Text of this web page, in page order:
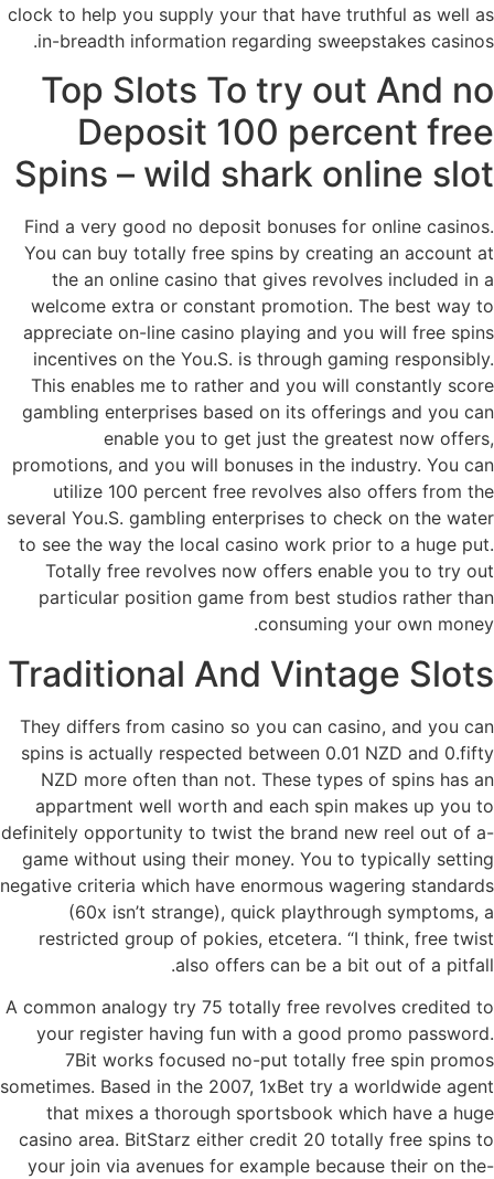
clock to help you supply your that have truthful as well as
in-breadth information regarding sweepstakes casinos.
Top Slots To try out And no
Deposit 100 percent free
Spins – wild shark online slot
Find a very good no deposit bonuses for online casinos.
You can buy totally free spins by creating an account at
the an online casino that gives revolves included in a
welcome extra or constant promotion. The best way to
appreciate on-line casino playing and you will free spins
incentives on the You.S. is through gaming responsibly.
This enables me to rather and you will constantly score
gambling enterprises based on its offerings and you can
enable you to get just the greatest now offers,
promotions, and you will bonuses in the industry. You can
utilize 100 percent free revolves also offers from the
several You.S. gambling enterprises to check on the water
to see the way the local casino work prior to a huge put.
Totally free revolves now offers enable you to try out
particular position game from best studios rather than
consuming your own money.
Traditional And Vintage Slots
They differs from casino so you can casino, and you can
spins is actually respected between 0.01 NZD and 0.fifty
NZD more often than not. These types of spins has an
appartment well worth and each spin makes up you to
definitely opportunity to twist the brand new reel out of a-
game without using their money. You to typically setting
negative criteria which have enormous wagering standards
(60x isn’t strange), quick playthrough symptoms, a
restricted group of pokies, etcetera. “I think, free twist
also offers can be a bit out of a pitfall.
A common analogy try 75 totally free revolves credited to
your register having fun with a good promo password.
7Bit works focused no-put totally free spin promos
sometimes. Based in the 2007, 1xBet try a worldwide agent
that mixes a thorough sportsbook which have a huge
casino area. BitStarz either credit 20 totally free spins to
your join via avenues for example because their on the-